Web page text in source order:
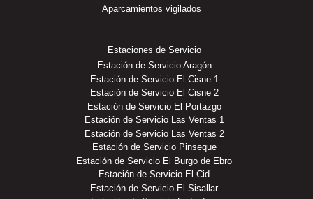
Aparcamientos vigilados
Estaciones de Servicio
Estación de Servicio Aragón
Estación de Servicio El Cisne 1
Estación de Servicio El Cisne 2
Estación de Servicio El Portazgo
Estación de Servicio Las Ventas 1
Estación de Servicio Las Ventas 2
Estación de Servicio Pinseque
Estación de Servicio El Burgo de Ebro
Estación de Servicio El Cid
Estación de Servicio El Sisallar